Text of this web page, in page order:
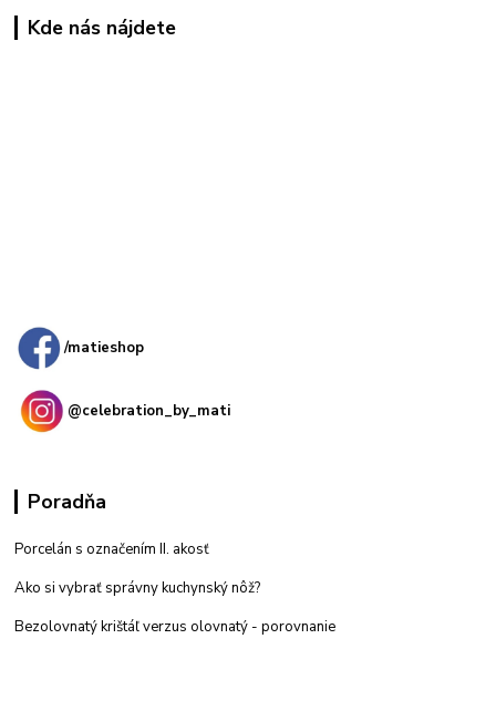
Kde nás nájdete
/matieshop
@celebration_by_mati
Poradňa
Porcelán s označením II. akosť
Ako si vybrať správny kuchynský nôž?
Bezolovnatý krištáľ verzus olovnatý - porovnanie